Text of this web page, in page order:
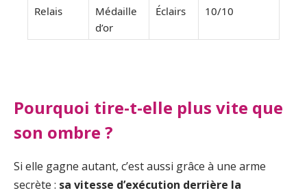
Relais
Médaille
d’or
Éclairs 10/10
Pourquoi tire-t-elle plus vite que
son ombre ?
Si elle gagne autant, c’est aussi grâce à une arme
secrète : sa vitesse d’exécution derrière la